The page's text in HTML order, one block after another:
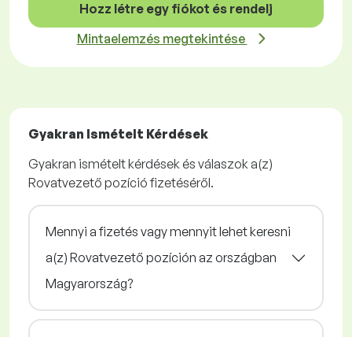
Hozz létre egy fiókot és rendelj
Mintaelemzés megtekintése
Gyakran Ismételt Kérdések
Gyakran ismételt kérdések és válaszok a(z)
Rovatvezető pozíció fizetéséről.
Mennyi a fizetés vagy mennyit lehet keresni
a(z) Rovatvezető pozíción az országban
Magyarország?